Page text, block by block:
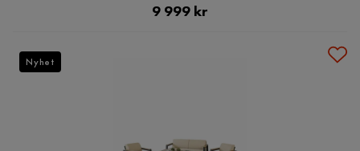
Pris
9 999 kr
Nyhet